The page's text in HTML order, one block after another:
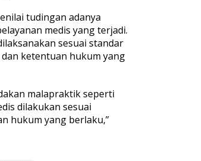
tudingan adanya
medis yang terjadi.
sesuai standar
ketentuan hukum yang
malapraktik seperti
dilakukan sesuai
hukum yang berlaku,”